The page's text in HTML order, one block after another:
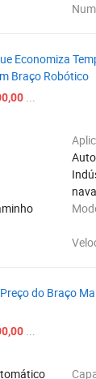
Economiza
Braço Robótico
...
do Braço
...